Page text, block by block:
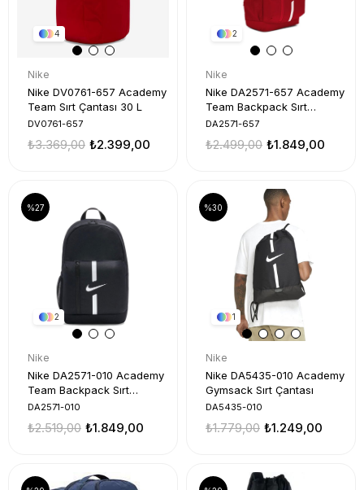
4
Nike
Nike DV0761-657 Academy
Team Sırt Çantası 30 L
DV0761-657
₺2.399,00
₺3.369,00
2
Nike
Nike DA2571-657 Academy
Team Backpack Sırt
Çantası
DA2571-657
₺1.849,00
₺2.499,00
2
Nike
Nike DA2571-010 Academy
Team Backpack Sırt
Çantası
DA2571-010
₺1.849,00
₺2.519,00
%27
1
Nike
Nike DA5435-010 Academy
Gymsack Sırt Çantası
DA5435-010
₺1.249,00
₺1.779,00
%30